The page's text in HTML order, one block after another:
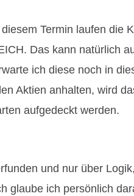
Termin laufen die
Das kann natürlich
ich diese noch in
Aktien anhalten, wird
aufgedeckt werden.
und nur über
glaube ich persönlich